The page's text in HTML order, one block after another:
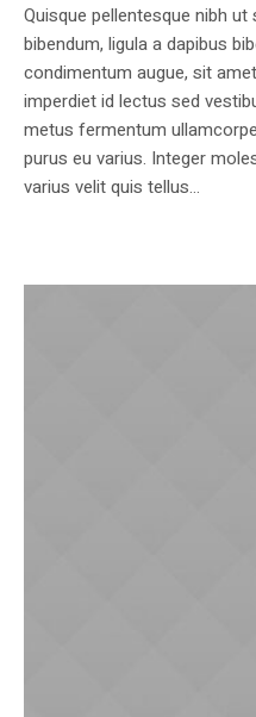
Quisque pellentesque nibh
bibendum, ligula a dapibus
condimentum augue, sit
imperdiet id lectus sed
metus fermentum
purus eu varius. Integer
varius velit quis tellus...